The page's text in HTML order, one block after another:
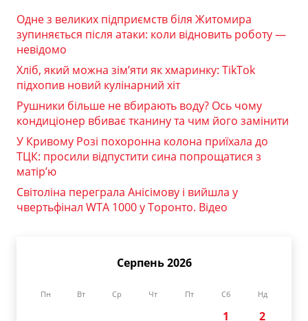
Одне з великих підприємств біля Житомира
зупиняється після атаки: коли відновить роботу —
невідомо
Хліб, який можна зім’яти як хмаринку: TikTok
підхопив новий кулінарний хіт
Рушники більше не вбирають воду? Ось чому
кондиціонер вбиває тканину та чим його замінити
У Кривому Розі похоронна колона приїхала до
ТЦК: просили відпустити сина попрощатися з
матір’ю
Світоліна переграла Анісімову і вийшла у
чвертьфінал WTA 1000 у Торонто. Відео
Серпень 2026
Пн Вт Ср Чт Пт Сб Нд
1
2